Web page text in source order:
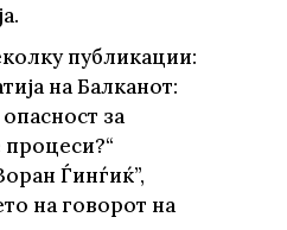
публикации:
на Балканот:
за
Ѓинѓиќ”,
на говорот на